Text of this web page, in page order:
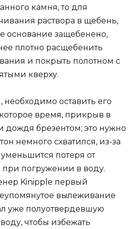
камня, то для
раствора в щебень,
основание защебенено,
плотно расщебенить
и покрыть полотном с
кверху.
необходимо оставить его
время, прикрыв в
дождя брезентом; это нужно
немного схватился, из-за
потеря от
при погружении в воду.
Kinipple первый
вылеживание
уже полуотвердевшую
чтобы избежать